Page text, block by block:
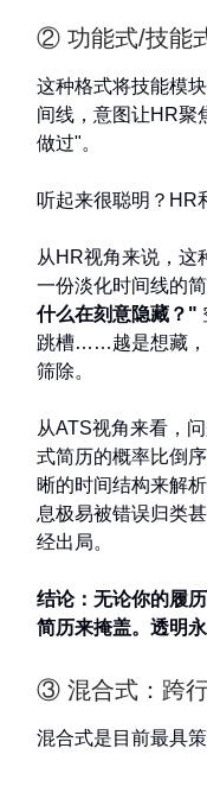
② 功能式/技能
这种格式将技能模
间线，意图让HR聚
做过"。
听起来很聪明？HR
从HR视角来说，这
一份淡化时间线的
什么在刻意隐藏？"
跳槽……越是想藏，
筛除。
从ATS视角来看，
式简历的概率比倒
晰的时间结构来解
息极易被错误归类
经出局。
结论：无论你的履
简历来掩盖。透明永
③ 混合式：跨
混合式是目前最具